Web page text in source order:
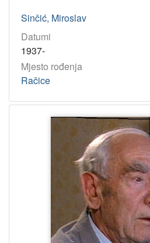
Sinčić, Miroslav
Datumi
1937-
Mjesto rođenja
Račice